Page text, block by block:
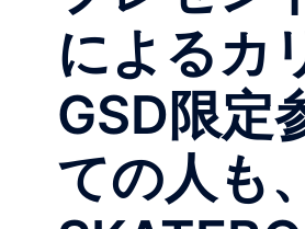
によるカ
GSD限定
ての人も